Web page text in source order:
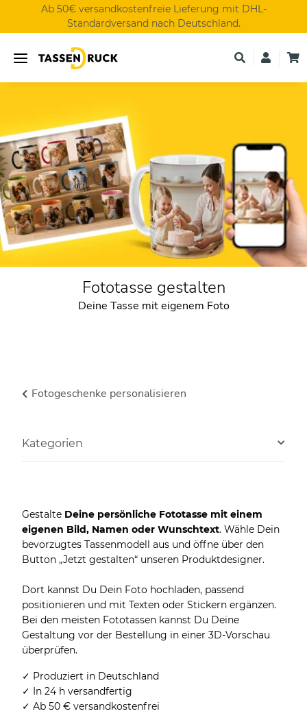
Ab 50€ versandkostenfreie Lieferung mit DHL-
Standardversand nach Deutschland.
Fototasse gestalten
Deine Tasse mit eigenem Foto
Fotogeschenke personalisieren
Gestalte Deine persönliche Fototasse mit einem
eigenen Bild, Namen oder Wunschtext. Wähle Dein
bevorzugtes Tassenmodell aus und öffne über den
Button „Jetzt gestalten“ unseren Produktdesigner.
Dort kannst Du Dein Foto hochladen, passend
positionieren und mit Texten oder Stickern ergänzen.
Bei den meisten Fototassen kannst Du Deine
Gestaltung vor der Bestellung in einer 3D-Vorschau
überprüfen.
✓ Produziert in Deutschland
✓ In 24 h versandfertig
✓ Ab 50 € versandkostenfrei
Kategorien